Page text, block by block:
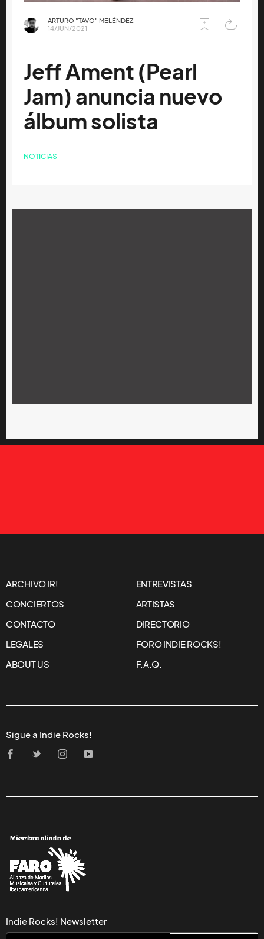
ARTURO "TAVO" MELÉNDEZ
14/JUN/2021
Jeff Ament (Pearl
Jam) anuncia nuevo
álbum solista
NOTICIAS
ARCHIVO IR!
ENTREVISTAS
CONCIERTOS
ARTISTAS
CONTACTO
DIRECTORIO
LEGALES
FORO INDIE ROCKS!
ABOUT US
F.A.Q.
Sigue a Indie Rocks!
Indie Rocks! Newsletter